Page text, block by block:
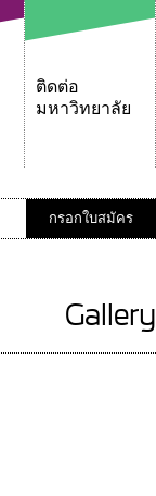
ติดต่อ
มหาวิทยาลัย
กรอกใบสมัคร
Gallery